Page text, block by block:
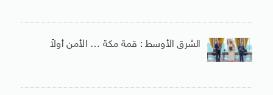
الشرق الأوسط : قمة مكة … الأمن أولاً